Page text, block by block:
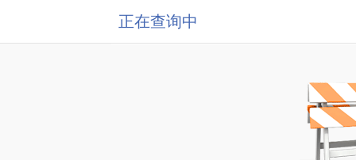
正在查询中